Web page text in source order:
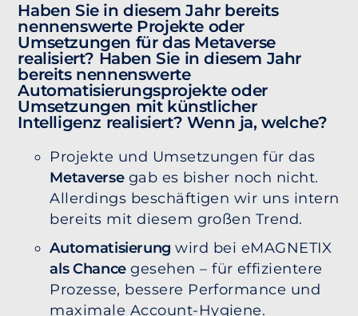
Haben Sie in diesem Jahr bereits
nennenswerte Projekte oder
Umsetzungen für das Metaverse
realisiert? Haben Sie in diesem Jahr
bereits nennenswerte
Automatisierungsprojekte oder
Umsetzungen mit künstlicher
Intelligenz realisiert? Wenn ja, welche?
Projekte und Umsetzungen für das
Metaversegab es bisher noch nicht.
Allerdings beschäftigen wir uns intern
bereits mit diesem großen Trend.
Automatisierung wird bei eMAGNETIX
als Chancegesehen – für effizientere
Prozesse, bessere Performance und
maximale Account-Hygiene.